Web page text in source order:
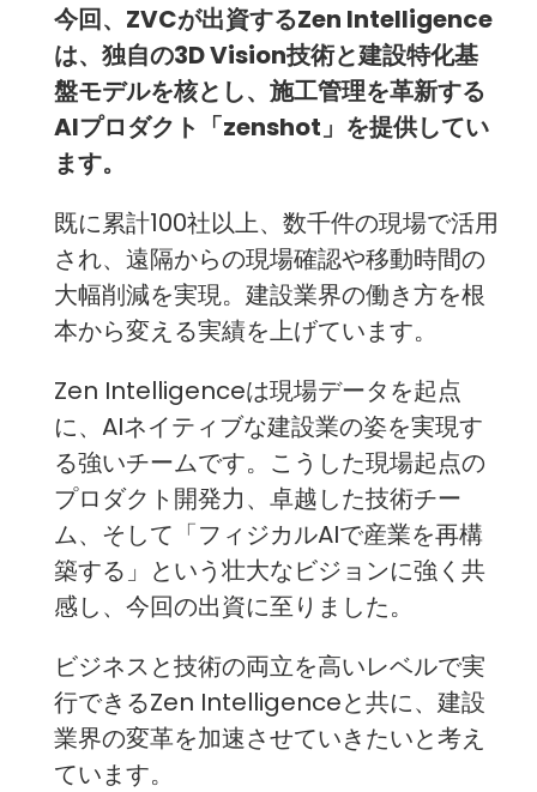
今回、ZVCが出資するZen Intelligence
は、独自の3D Vision技術と建設特化基
盤モデルを核とし、施工管理を革新する
AIプロダクト「zenshot」を提供してい
ます。
既に累計100社以上、数千件の現場で活用
され、遠隔からの現場確認や移動時間の
大幅削減を実現。建設業界の働き方を根
本から変える実績を上げています。
Zen Intelligenceは現場データを起点
に、AIネイティブな建設業の姿を実現す
る強いチームです。こうした現場起点の
プロダクト開発力、卓越した技術チー
ム、そして「フィジカルAIで産業を再構
築する」という壮大なビジョンに強く共
感し、今回の出資に至りました。
ビジネスと技術の両立を高いレベルで実
行できるZen Intelligenceと共に、建設
業界の変革を加速させていきたいと考え
ています。